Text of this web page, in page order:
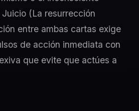
(La resurrección
entre ambas cartas exige
de acción inmediata con
que evite que actúes a